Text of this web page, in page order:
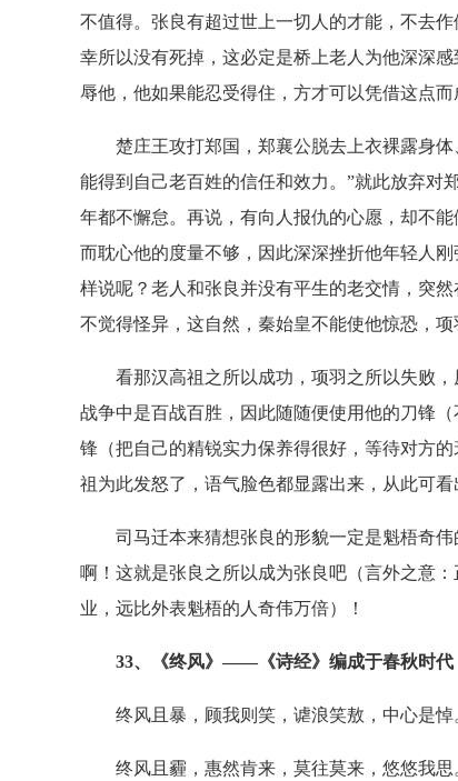
不值得。张良有超过世上一切人的才能，不去
幸所以没有死掉，这必定是桥上老人为他深深
辱他，他如果能忍受得住，方才可以凭借这点
楚庄王攻打郑国，郑襄公脱去上衣裸露身体
能得到自己老百姓的信任和效力。”就此放弃对
年都不懈怠。再说，有向人报仇的心愿，却不
而耽心他的度量不够，因此深深挫折他年轻人
样说呢？老人和张良并没有平生的老交情，突
不觉得怪异，这自然，秦始皇不能使他惊恐，项
看那汉高祖之所以成功，项羽之所以失败，
战争中是百战百胜，因此随随便使用他的刀锋
锋（把自己的精锐实力保养得很好，等待对方
祖为此发怒了，语气脸色都显露出来，从此可
司马迁本来猜想张良的形貌一定是魁梧奇伟
啊！这就是张良之所以成为张良吧（言外之意
业，远比外表魁梧的人奇伟万倍）！
33、《终风》——《诗经》编成于春秋时代
终风且暴，顾我则笑，谑浪笑敖，中心是悼
终风且霾，惠然肯来，莫往莫来，悠悠我思